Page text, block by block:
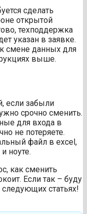
сделать
открытой
техподдержка
указан в заявке.
к смене данных для
выше.
если забыли
срочно сменить.
для входа в
не потеряете.
файл в excel,
ноуте.
как сменить
Если так – буду
следующих статьях!